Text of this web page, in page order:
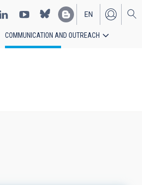
EN
ES
COMMUNICATION AND OUTREACH